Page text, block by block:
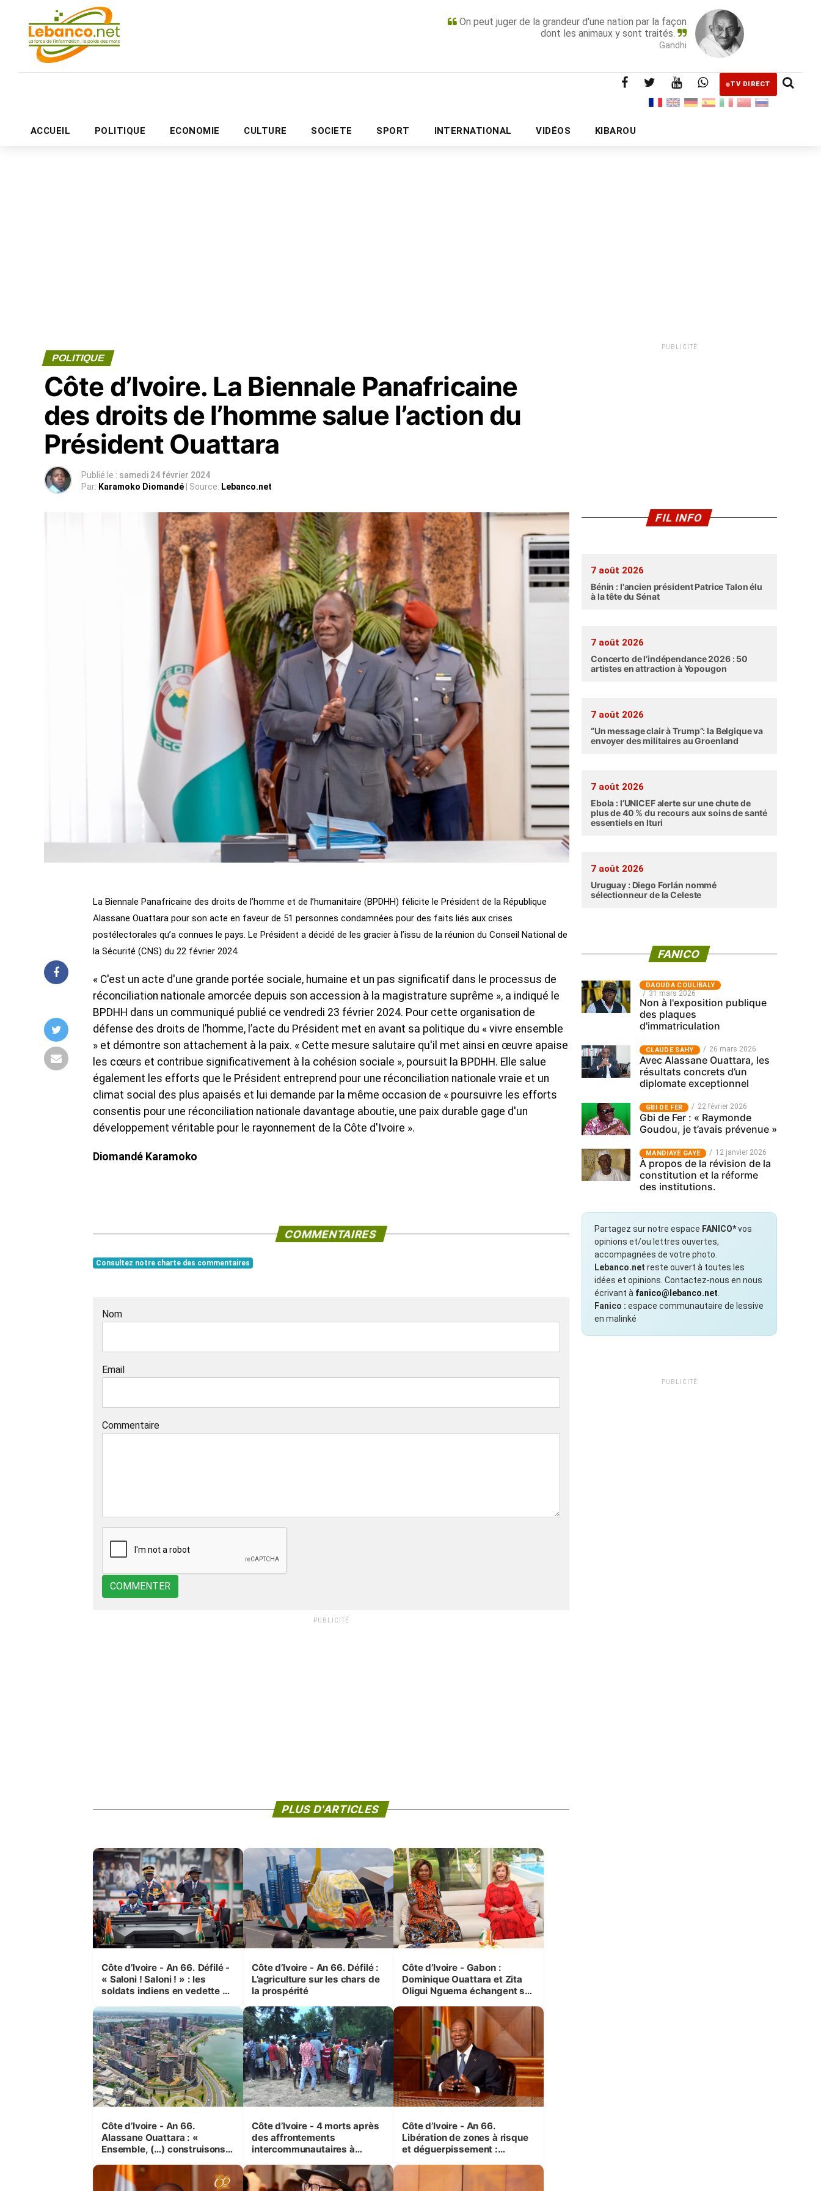
On peut juger de la grandeur d'une nation par la façon
dont les animaux y sont traités.
Gandhi
TV DIRECT
ACCUEIL POLITIQUE ECONOMIE CULTURE SOCIETE SPORT INTERNATIONAL VIDÉOS KIBAROU
PUBLICITÉ
POLITIQUE
Côte d’Ivoire. La Biennale Panafricaine
des droits de l’homme salue l’action du
Président Ouattara
Publié le : samedi 24 février 2024
Par: Karamoko Diomandé | Source: Lebanco.net
La Biennale Panafricaine des droits de l’homme et de l’humanitaire (BPDHH) félicite le Président de la République
Alassane Ouattara pour son acte en faveur de 51 personnes condamnées pour des faits liés aux crises
postélectorales qu’a connues le pays. Le Président a décidé de les gracier à l’issu de la réunion du Conseil National de
la Sécurité (CNS) du 22 février 2024.
« C'est un acte d'une grande portée sociale, humaine et un pas significatif dans le processus de
réconciliation nationale amorcée depuis son accession à la magistrature suprême », a indiqué le
BPDHH dans un communiqué publié ce vendredi 23 février 2024. Pour cette organisation de
défense des droits de l’homme, l’acte du Président met en avant sa politique du « vivre ensemble
» et démontre son attachement à la paix. « Cette mesure salutaire qu'il met ainsi en œuvre apaise
les cœurs et contribue significativement à la cohésion sociale », poursuit la BPDHH. Elle salue
également les efforts que le Président entreprend pour une réconciliation nationale vraie et un
climat social des plus apaisés et lui demande par la même occasion de « poursuivre les efforts
consentis pour une réconciliation nationale davantage aboutie, une paix durable gage d'un
développement véritable pour le rayonnement de la Côte d'Ivoire ».
Diomandé Karamoko
COMMENTAIRES
Consultez notre charte des commentaires
Nom
Email
Commentaire
COMMENTER
PUBLICITÉ
PLUS D'ARTICLES
Côte d’Ivoire - An 66. Défilé -
« Saloni ! Saloni ! » : les
soldats indiens en vedette à
Côte d’Ivoire - An 66. Défilé :
L’agriculture sur les chars de
la prospérité
Côte d’Ivoire - Gabon :
Dominique Ouattara et Zita
Oligui Nguema échangent sur
femmes et des enfants
Côte d’Ivoire - An 66.
Alassane Ouattara : «
Ensemble, (…) construisons
mêmes et pour les
générations futures »
Côte d’Ivoire - 4 morts après
des affrontements
intercommunautaires à
correspondant au milieu des
sinistrés
Côte d’Ivoire - An 66.
Libération de zones à risque
et déguerpissement :
respect de l'Etat de droit pour
préserver les vies humaines
PUBLICITÉ
FIL INFO
7 août 2026
Bénin : l'ancien président Patrice Talon élu
à la tête du Sénat
7 août 2026
Concerto de l’indépendance 2026 : 50
artistes en attraction à Yopougon
7 août 2026
“Un message clair à Trump”: la Belgique va
envoyer des militaires au Groenland
7 août 2026
Ebola : l’UNICEF alerte sur une chute de
plus de 40 % du recours aux soins de santé
essentiels en Ituri
7 août 2026
Uruguay : Diego Forlán nommé
sélectionneur de la Celeste
FANICO
‎DAOUDA COULIBALY
31 mars 2026
Non à l'exposition publique
des plaques
d'immatriculation
CLAUDE SAHY 26 mars 2026
Avec Alassane Ouattara, les
résultats concrets d’un
diplomate exceptionnel
GBI DE FER 22 février 2026
Gbi de Fer : « Raymonde
Goudou, je t’avais prévenue »
MANDIAYE GAYE 12 janvier 2026
À propos de la révision de la
constitution et la réforme
des institutions.
Partagez sur notre espace FANICO*vos
opinions et/ou lettres ouvertes,
accompagnées de votre photo.
Lebanco.net reste ouvert à toutes les
idées et opinions. Contactez-nous en nous
écrivant à fanico@lebanco.net
Fanico : espace communautaire de lessive
en malinké
PUBLICITÉ